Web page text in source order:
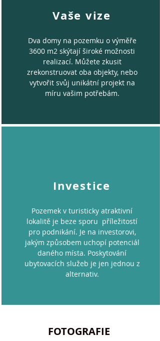
Vaše vize
Dva domy na pozemku o výměře
3600 m2 skýtají široké možnosti
realizací. Můžete zkusit
zrekonstruovat oba objekty, nebo
vytvořit svůj unikátní projekt na
míru vašim potřebám.
Investice
Pozemek v turisticky atraktivní
lokalitě je beze sporu příležitostí
pro podnikání. Je na investorovi,
jakým způsobem uchopí potenciál
daného místa. Poskytování
ubytovacích služeb je jen jednou z
alternativ.
FOTOGRAFIE